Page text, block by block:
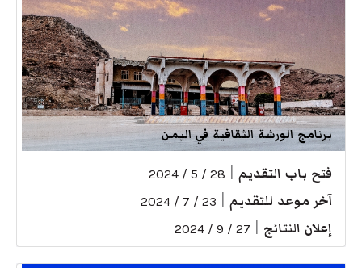
برنامج الورشة الثقافية في اليمن
فتح باب التقديم 28 / 5 / 2024
آخر موعد للتقديم 23 / 7 / 2024
إعلان النتائج 27 / 9 / 2024